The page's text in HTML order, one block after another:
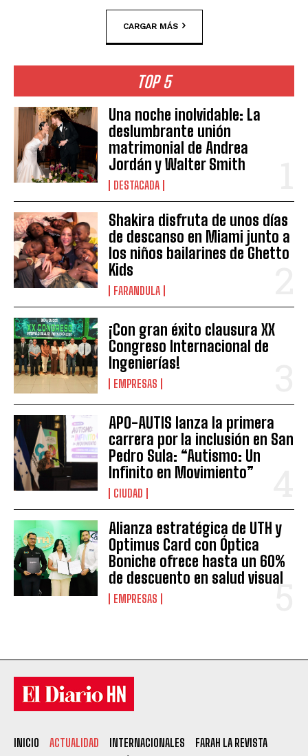
CARGAR MÁS
TOP 5
Una noche inolvidable: La
deslumbrante unión
matrimonial de Andrea
Jordán y Walter Smith
DESTACADA
Shakira disfruta de unos días
de descanso en Miami junto a
los niños bailarines de Ghetto
Kids
FARANDULA
¡Con gran éxito clausura XX
Congreso Internacional de
Ingenierías!
EMPRESAS
APO-AUTIS lanza la primera
carrera por la inclusión en San
Pedro Sula: “Autismo: Un
Infinito en Movimiento”
CIUDAD
Alianza estratégica de UTH y
Optimus Card con Óptica
Boniche ofrece hasta un 60%
de descuento en salud visual
EMPRESAS
INICIO ACTUALIDAD INTERNACIONALES
FARAH LA REVISTA